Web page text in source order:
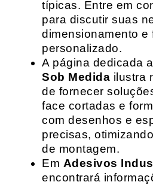
típicas. Entre em
para discutir suas
dimensionamento e
personalizado.
A página dedicada a
Sob Medida ilustra
de fornecer
face cortadas e
com desenhos e
precisas,
de montagem.
Em Adesivos
encontrará